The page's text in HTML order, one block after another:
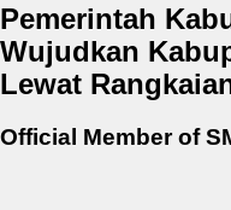
Pemerintah
Wujudkan
Lewat
Official Member of